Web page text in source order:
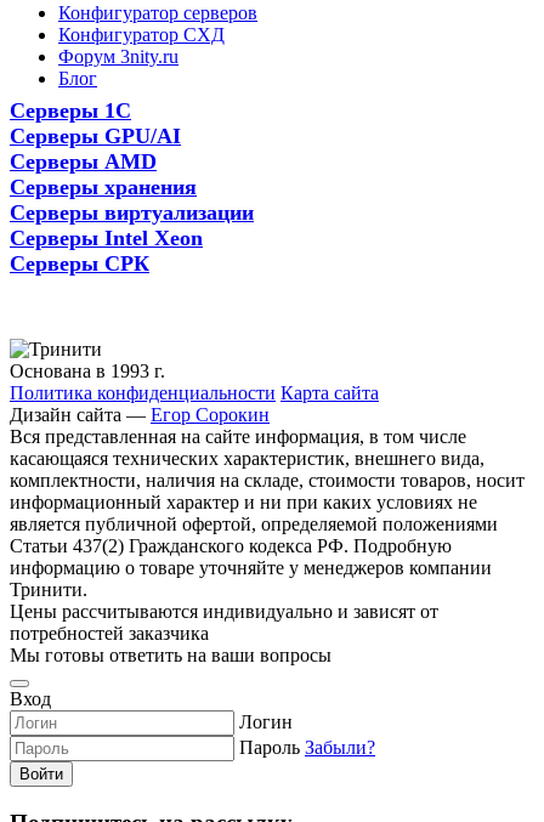
Конфигуратор серверов
Конфигуратор СХД
Форум 3nity.ru
Блог
Серверы 1С
Серверы GPU/AI
Серверы AMD
Серверы хранения
Серверы виртуализации
Серверы Intel Xeon
Серверы СРК
Основана в 1993 г.
Политика конфиденциальности Карта сайта
Дизайн сайта — Егор Сорокин
Вся представленная на сайте информация, в том числе
касающаяся технических характеристик, внешнего вида,
комплектности, наличия на складе, стоимости товаров, носит
информационный характер и ни при каких условиях не
является публичной офертой, определяемой положениями
Статьи 437(2) Гражданского кодекса РФ. Подробную
информацию о товаре уточняйте у менеджеров компании
Тринити.
Цены рассчитываются индивидуально и зависят от
потребностей заказчика
Мы готовы ответить на ваши вопросы
Вход
Логин
Пароль Забыли?
Войти